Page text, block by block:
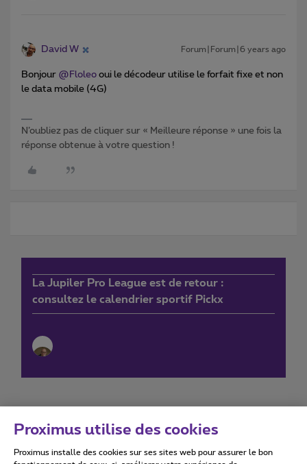
David W Forum|Forum|6 years ago
Bonjour @Floleo oui le décodeur utilise le forfait fixe et non
le data mobile (4G)
N’oubliez pas de cliquer sur « Meilleure réponse » une fois la
réponse obtenue à votre question !
La Jupiler Pro League est de retour :
consultez le calendrier sportif Pickx
Conditions d'utilisation Accessibility statement
Proximus utilise des cookies
Proximus installe des cookies sur ses sites web pour assurer le bon